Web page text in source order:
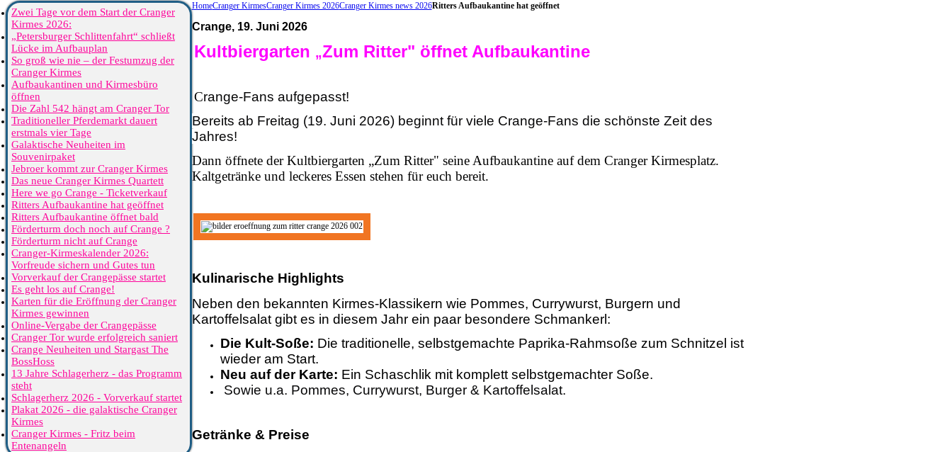
HomeCranger KirmesCranger Kirmes 2026Cranger Kirmes news 2026Ritters Aufbaukantine hat geöffnet
Crange, 19. Juni 2026
Kultbiergarten „Zum Ritter" öffnet Aufbaukantine
Crange-Fans aufgepasst!
Bereits ab Freitag (19. Juni 2026) beginnt für viele Crange-Fans die schönste Zeit des
Jahres!
Dann öffnete der Kultbiergarten „Zum Ritter" seine Aufbaukantine auf dem Cranger Kirmesplatz.
Kaltgetränke und leckeres Essen stehen für euch bereit.
Kulinarische Highlights
​Neben den bekannten Kirmes-Klassikern wie Pommes, Currywurst, Burgern und
Kartoffelsalat gibt es in diesem Jahr ein paar besondere Schmankerl:
Die Kult-Soße: Die traditionelle, selbstgemachte Paprika-Rahmsoße zum Schnitzel ist
wieder am Start.
Neu auf der Karte: Ein Schaschlik mit komplett selbstgemachter Soße.
Sowie u.a. Pommes, Currywurst, Burger & Kartoffelsalat.
Getränke & Preise
Zwei Tage vor dem Start der Cranger
Kirmes 2026:
„Petersburger Schlittenfahrt“ schließt
Lücke im Aufbauplan
So groß wie nie – der Festumzug der
Cranger Kirmes
Aufbaukantinen und Kirmesbüro
öffnen
Die Zahl 542 hängt am Cranger Tor
Traditioneller Pferdemarkt dauert
erstmals vier Tage
Galaktische Neuheiten im
Souvenirpaket
Jebroer kommt zur Cranger Kirmes
Das neue Cranger Kirmes Quartett
Here we go Crange - Ticketverkauf
Ritters Aufbaukantine hat geöffnet
Ritters Aufbaukantine öffnet bald
Förderturm doch noch auf Crange ?
Förderturm nicht auf Crange
Cranger-Kirmeskalender 2026:
Vorfreude sichern und Gutes tun
Vorverkauf der Crangepässe startet
Es geht los auf Crange!
Karten für die Eröffnung der Cranger
Kirmes gewinnen
Online-Vergabe der Crangepässe
Cranger Tor wurde erfolgreich saniert
Crange Neuheiten und Stargast The
BossHoss
13 Jahre Schlagerherz - das Programm
steht
Schlagerherz 2026 - Vorverkauf startet
Plakat 2026 - die galaktische Cranger
Kirmes
Cranger Kirmes - Fritz beim
Entenangeln